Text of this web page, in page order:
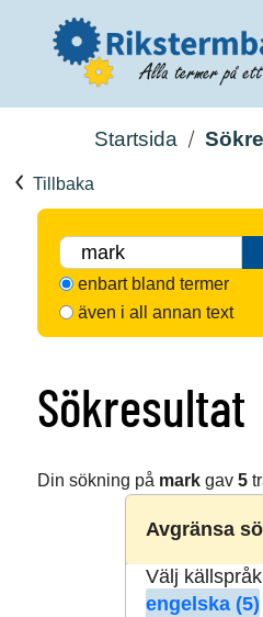
Startsida
Tillbaka
enbart bland termer
även i all annan text
Sökresultat
Din sökning på markgav 5
Avgränsa
Välj
engelska (5)